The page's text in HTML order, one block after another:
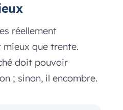
réellement
que trente.
doit pouvoir
; sinon, il encombre.